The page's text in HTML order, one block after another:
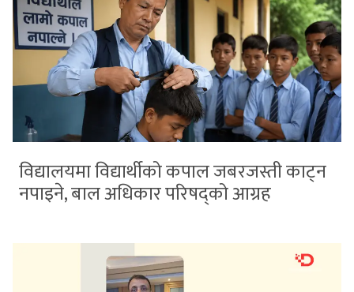
विद्यालयमा विद्यार्थीको कपाल जबरजस्ती काट्न
नपाइने, बाल अधिकार परिषद्को आग्रह